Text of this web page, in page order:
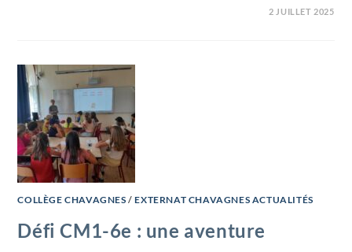
2 JUILLET 2025
COLLÈGE CHAVAGNES /EXTERNAT CHAVAGNES ACTUALITÉS
Défi CM1-6e : une aventure